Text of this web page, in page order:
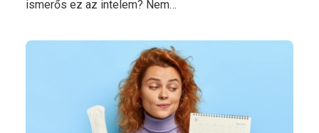
ismerős ez az intelem? Nem…